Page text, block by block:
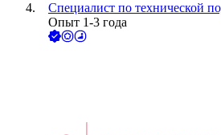
Cпециалист по технической
Опыт 1-3 года